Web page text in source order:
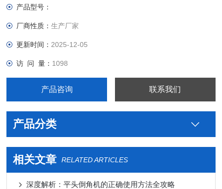
产品型号：
厂商性质：生产厂家
更新时间： 2025-12-05
访 问 量： 1098
产品咨询 联系我们
产品分类
相关文章 RELATED ARTICLES
深度解析：平头倒角机的正确使用方法全攻略